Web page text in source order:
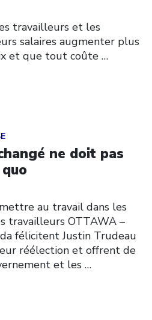
travailleurs et les
salaires augmenter plus
et que tout coûte …
ne doit pas
au travail dans les
travailleurs OTTAWA –
félicitent Justin Trudeau
réélection et offrent de
et les …